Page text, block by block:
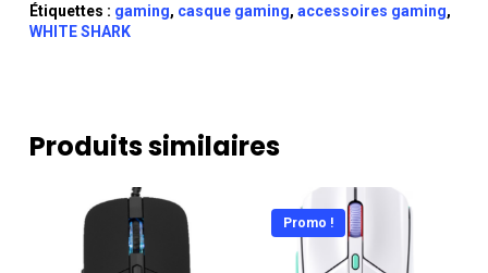
Étiquettes : gaming, casque gaming, accessoires gaming,
WHITE SHARK
Produits similaires
Promo !